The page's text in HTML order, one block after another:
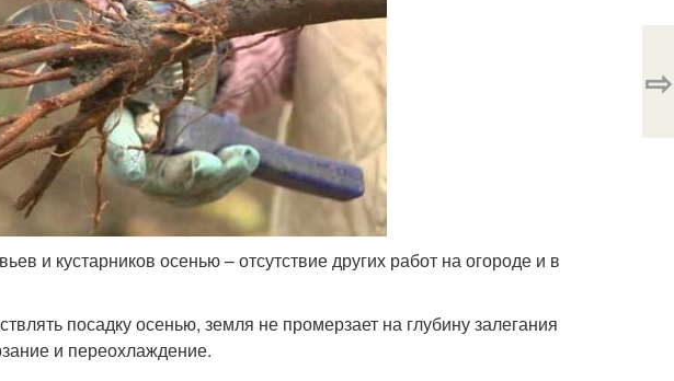
и кустарников осенью – отсутствие других работ на огороде и в
посадку осенью, земля не промерзает на глубину залегания
и переохлаждение.
⇨